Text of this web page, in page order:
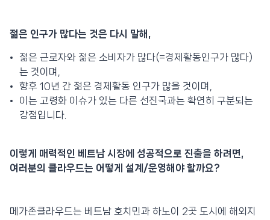
젊은 인구가 많다는 것은 다시 말해,
젊은 근로자와 젊은 소비자가 많다(=경제활동인구가 많다)
는 것이며,
향후 10년 간 젊은 경제활동 인구가 많을 것이며,
이는 고령화 이슈가 있는 다른 선진국과는 확연히 구분되는
강점입니다.
이렇게 매력적인 베트남 시장에 성공적으로 진출을 하려면,
여러분의 클라우드는 어떻게 설계/운영해야 할까요?
메가존클라우드는 베트남 호치민과 하노이 2곳 도시에 해외지